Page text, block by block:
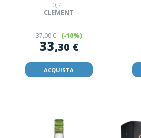
0,7 L
CLEMENT
37,00 € (-10%)
33,30 €
ACQUISTA